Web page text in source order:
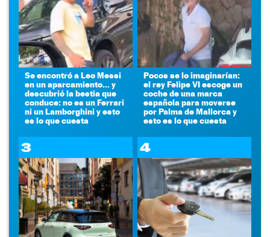
Se encontró a Leo Messi
en un aparcamiento... y
descubrió la bestia que
conduce: no es un Ferrari
ni un Lamborghini y esto
es lo que cuesta
Pocos se lo imaginarían:
el rey Felipe VI escoge un
coche de una marca
española para moverse
por Palma de Mallorca y
esto es lo que cuesta
3 4